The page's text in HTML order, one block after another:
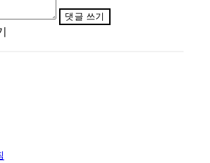
댓글 쓰기